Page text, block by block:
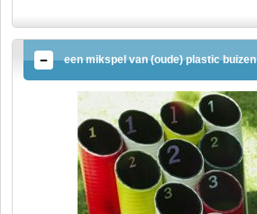
een mikspel van (oude) plastic buizen